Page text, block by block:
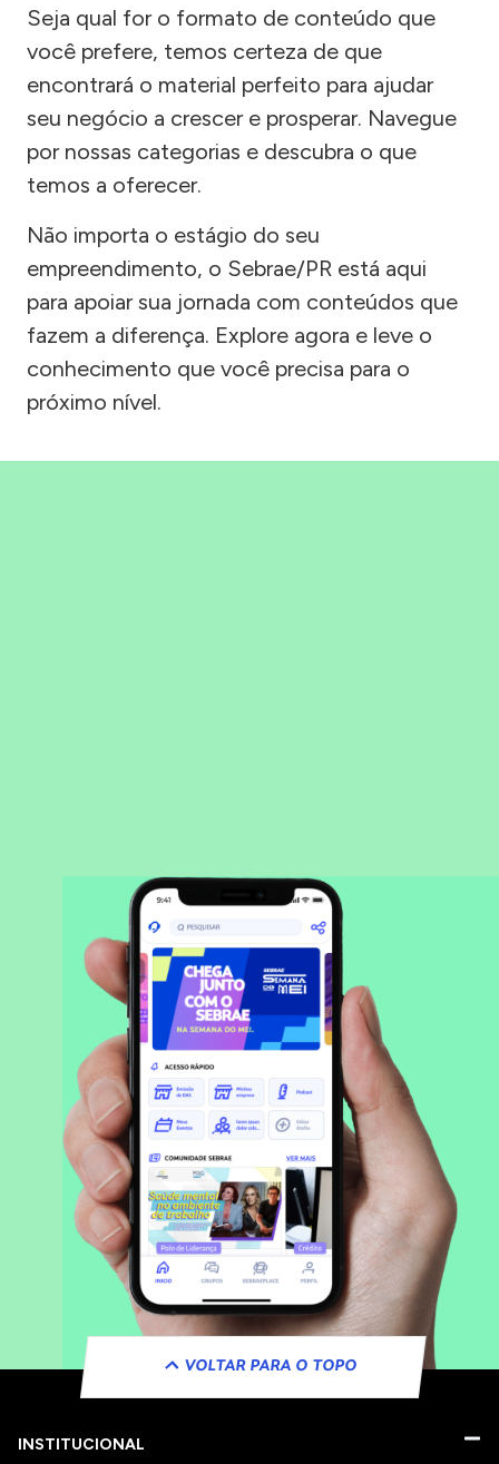
Seja qual for o formato de conteúdo que
você prefere, temos certeza de que
encontrará o material perfeito para ajudar
seu negócio a crescer e prosperar. Navegue
por nossas categorias e descubra o que
temos a oferecer.
Não importa o estágio do seu
empreendimento, o Sebrae/PR está aqui
para apoiar sua jornada com conteúdos que
fazem a diferença. Explore agora e leve o
conhecimento que você precisa para o
próximo nível.
VOLTAR PARA O TOPO
INSTITUCIONAL